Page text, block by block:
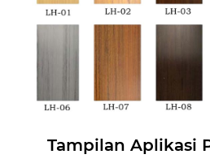
Tampilan Aplikasi